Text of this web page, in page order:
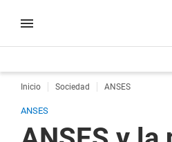
Inicio Sociedad ANSES
ANSES